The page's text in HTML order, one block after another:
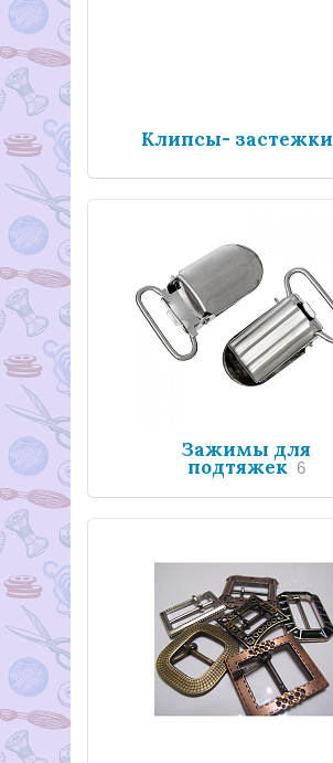
Клипсы- застежки
Зажимы для
подтяжек 6